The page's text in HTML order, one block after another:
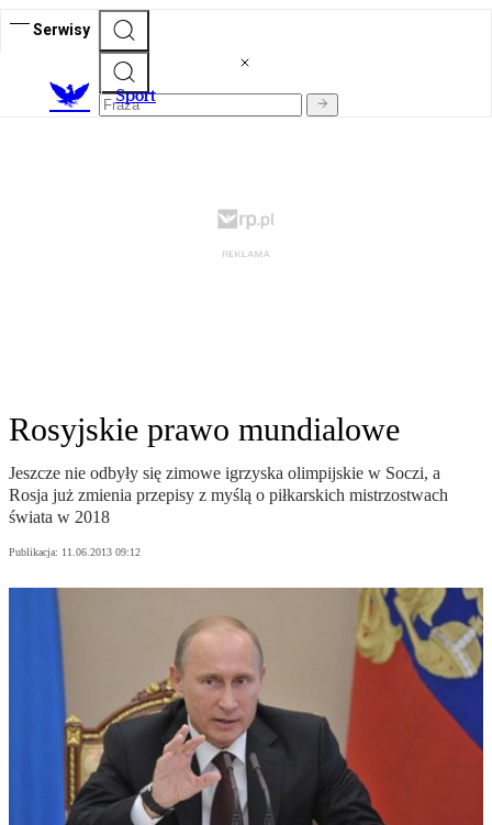
Serwisy
Sport
Rosyjskie prawo mundialowe
Jeszcze nie odbyły się zimowe igrzyska olimpijskie w Soczi, a
Rosja już zmienia przepisy z myślą o piłkarskich mistrzostwach
świata w 2018
Publikacja: 11.06.2013 09:12